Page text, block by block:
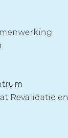
Revalidatie en